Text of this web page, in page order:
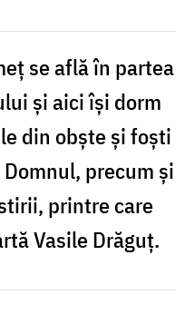
se află în partea
și aici își dorm
din obște și foști
precum și
printre care
Vasile Drăguț.